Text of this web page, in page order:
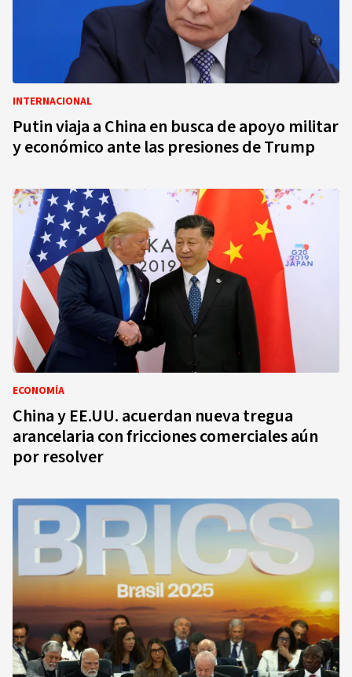
INTERNACIONAL
Putin viaja a China en busca de apoyo militar
y económico ante las presiones de Trump
ECONOMÍA
China y EE.UU. acuerdan nueva tregua
arancelaria con fricciones comerciales aún
por resolver